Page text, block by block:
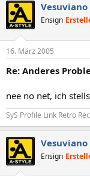
Vesuviano
Ensign
16. März 2005
Re: Anderes
nee no net, ich
SyS Profile Link Retro
Vesuviano
Ensign